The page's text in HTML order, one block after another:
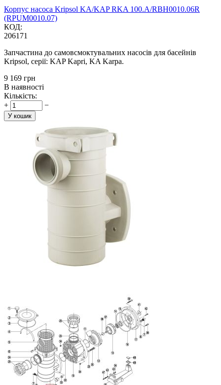
Корпус насоса Kripsol KA/KAP RKA 100.A/RBH0010.06R
(RPUM0010.07)
КОД:
206171
Запчастина до самовсмоктувальних насосів для басейнів
Kripsol, серії: KAP Kapri, KA Karpa.
‍9 169‍ грн
В наявності
Кількість:
+
−
У кошик